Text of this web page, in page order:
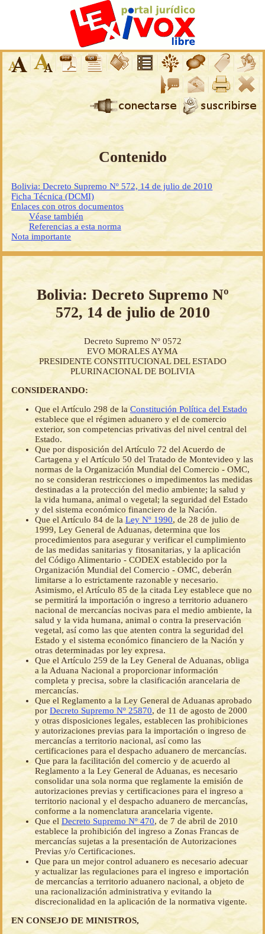
Contenido
Bolivia: Decreto Supremo Nº 572, 14 de julio de 2010
Ficha Técnica (DCMI)
Enlaces con otros documentos
Véase también
Referencias a esta norma
Nota importante
Bolivia: Decreto Supremo Nº
572, 14 de julio de 2010
Decreto Supremo Nº 0572
EVO MORALES AYMA
PRESIDENTE CONSTITUCIONAL DEL ESTADO
PLURINACIONAL DE BOLIVIA
CONSIDERANDO:
Que el Artículo 298 de la Constitución Política del Estado
establece que el régimen aduanero y el de comercio
exterior, son competencias privativas del nivel central del
Estado.
Que por disposición del Artículo 72 del Acuerdo de
Cartagena y el Artículo 50 del Tratado de Montevideo y las
normas de la Organización Mundial del Comercio - OMC,
no se consideran restricciones o impedimentos las medidas
destinadas a la protección del medio ambiente; la salud y
la vida humana, animal o vegetal; la seguridad del Estado
y del sistema económico financiero de la Nación.
Que el Artículo 84 de la Ley Nº 1990, de 28 de julio de
1999, Ley General de Aduanas, determina que los
procedimientos para asegurar y verificar el cumplimiento
de las medidas sanitarias y fitosanitarias, y la aplicación
del Código Alimentario - CODEX establecido por la
Organización Mundial del Comercio - OMC, deberán
limitarse a lo estrictamente razonable y necesario.
Asimismo, el Artículo 85 de la citada Ley establece que no
se permitirá la importación o ingreso a territorio aduanero
nacional de mercancías nocivas para el medio ambiente, la
salud y la vida humana, animal o contra la preservación
vegetal, así como las que atenten contra la seguridad del
Estado y el sistema económico financiero de la Nación y
otras determinadas por ley expresa.
Que el Artículo 259 de la Ley General de Aduanas, obliga
a la Aduana Nacional a proporcionar información
completa y precisa, sobre la clasificación arancelaria de
mercancías.
Que el Reglamento a la Ley General de Aduanas aprobado
por Decreto Supremo Nº 25870, de 11 de agosto de 2000
y otras disposiciones legales, establecen las prohibiciones
y autorizaciones previas para la importación o ingreso de
mercancías a territorio nacional, así como las
certificaciones para el despacho aduanero de mercancías.
Que para la facilitación del comercio y de acuerdo al
Reglamento a la Ley General de Aduanas, es necesario
consolidar una sola norma que reglamente la emisión de
autorizaciones previas y certificaciones para el ingreso a
territorio nacional y el despacho aduanero de mercancías,
conforme a la nomenclatura arancelaria vigente.
Que el Decreto Supremo Nº 470, de 7 de abril de 2010
establece la prohibición del ingreso a Zonas Francas de
mercancías sujetas a la presentación de Autorizaciones
Previas y/o Certificaciones.
Que para un mejor control aduanero es necesario adecuar
y actualizar las regulaciones para el ingreso e importación
de mercancías a territorio aduanero nacional, a objeto de
una racionalización administrativa y evitando la
discrecionalidad en la aplicación de la normativa vigente.
EN CONSEJO DE MINISTROS,